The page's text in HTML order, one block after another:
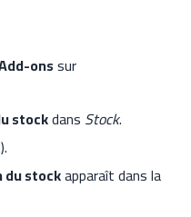
onssur
stockdans Stock.
du stockapparaît dans la